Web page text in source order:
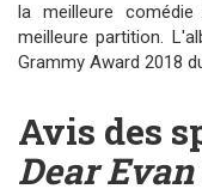
la meilleure
meilleure partition.
Grammy Award 2018
Avis des
Dear